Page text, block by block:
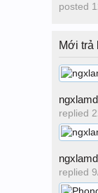
posted
Mới trả
replied
replied